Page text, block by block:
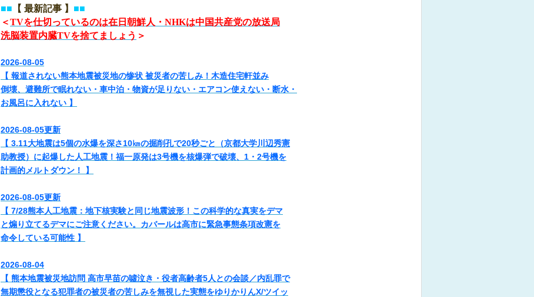
■■ 【 最新記事 】 ■■
＜TVを仕切っているのは在日朝鮮人・NHKは中国共産党の放送局
洗脳装置内臓TVを捨てましょう ＞
2026-08-05
【 報道されない熊本地震被災地の惨状 被災者の苦しみ！木造住宅軒並み
倒壊、避難所で眠れない・車中泊・物資が足りない・エアコン使えない・断水・
お風呂に入れない 】
2026-08-05更新
【 3.11大地震は5個の水爆を深さ10㎞の掘削孔で20秒ごと（京都大学川辺秀憲
助教授）に起爆した人工地震！福一原発は3号機を核爆弾で破壊、1・2号機を
計画的メルトダウン！ 】
2026-08-05更新
【 7/28熊本人工地震：地下核実験と同じ地震波形！この科学的な真実をデマ
と煽り立てるデマにご注意ください。カバールは高市に緊急事態条項改憲を
命令している可能性 】
2026-08-04
【 熊本地震被災地訪問 高市早苗の噓泣き・役者高齢者5人との会談／内乱罪で
無期懲役となる犯罪者の被災者の苦しみを無視した実態をゆりかりんX/ツイッ